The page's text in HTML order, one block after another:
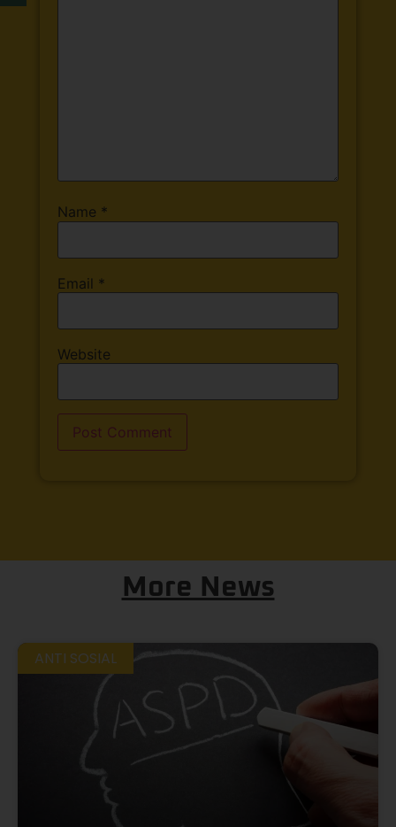
Name *
Email *
Website
More News
ANTI SOSIAL